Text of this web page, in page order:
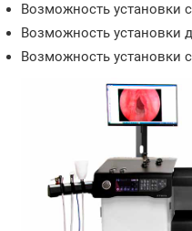
Возможность установки
Возможность установки
Возможность установки